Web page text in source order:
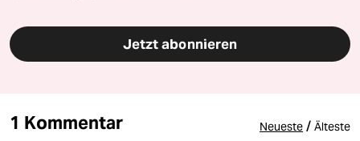
Jetzt abonnieren
1 Kommentar Neueste / Älteste